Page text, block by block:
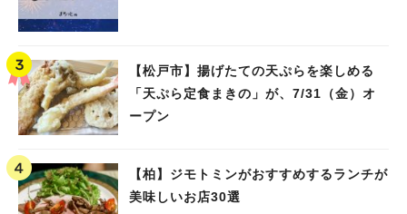
【松戸市】揚げたての天ぷらを楽しめる
「天ぷら定食まきの」が、7/31（金）オ
ープン
【柏】ジモトミンがおすすめするランチが
美味しいお店30選